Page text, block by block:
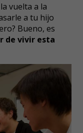
vuelta a la
a tu hijo
Bueno, es
de vivir esta